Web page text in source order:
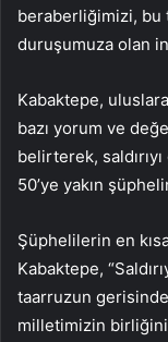
beraberliğimizi, bu
duruşumuza olan
Kabaktepe,
bazı yorum ve
belirterek,
50’ye yakın
Şüphelilerin en
Kabaktepe,
taarruzun
milletimizin birliğini